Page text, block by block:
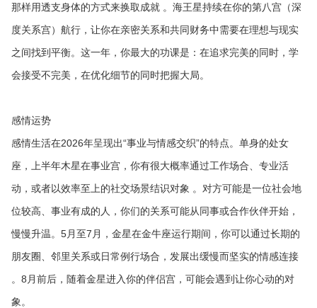
那样用透支身体的方式来换取成就 。海王星持续在你的第八宫（深
度关系宫）航行，让你在亲密关系和共同财务中需要在理想与现实
之间找到平衡。这一年，你最大的功课是：在追求完美的同时，学
会接受不完美，在优化细节的同时把握大局。
感情运势
感情生活在2026年呈现出“事业与情感交织”的特点。单身的处女
座，上半年木星在事业宫，你有很大概率通过工作场合、专业活
动，或者以效率至上的社交场景结识对象 。对方可能是一位社会地
位较高、事业有成的人，你们的关系可能从同事或合作伙伴开始，
慢慢升温。5月至7月，金星在金牛座运行期间，你可以通过长期的
朋友圈、邻里关系或日常例行场合，发展出缓慢而坚实的情感连接
。8月前后，随着金星进入你的伴侣宫，可能会遇到让你心动的对
象。